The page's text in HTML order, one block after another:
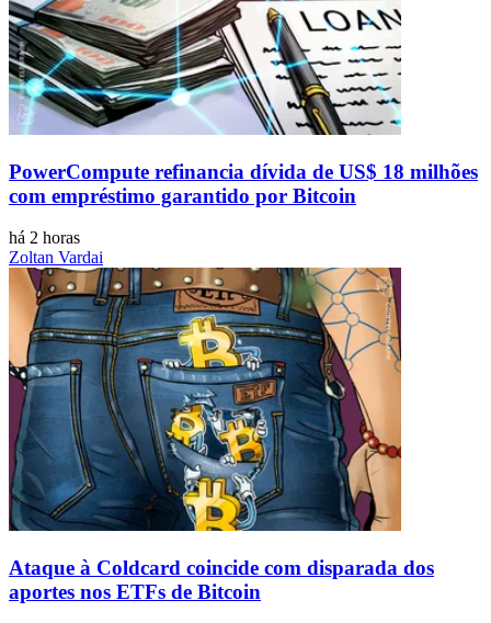
PowerCompute refinancia dívida de US$ 18 milhões
com empréstimo garantido por Bitcoin
há 2 horas
Zoltan Vardai
Ataque à Coldcard coincide com disparada dos
aportes nos ETFs de Bitcoin